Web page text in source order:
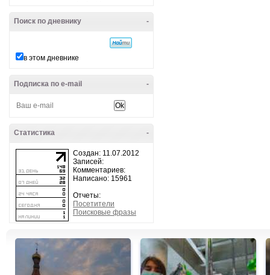
-
Поиск по дневнику
в этом дневнике
-
Подписка по e-mail
-
Статистика
Создан: 11.07.2012
Записей:
Комментариев:
Написано: 15961
Отчеты:
Посетители
Поисковые фразы